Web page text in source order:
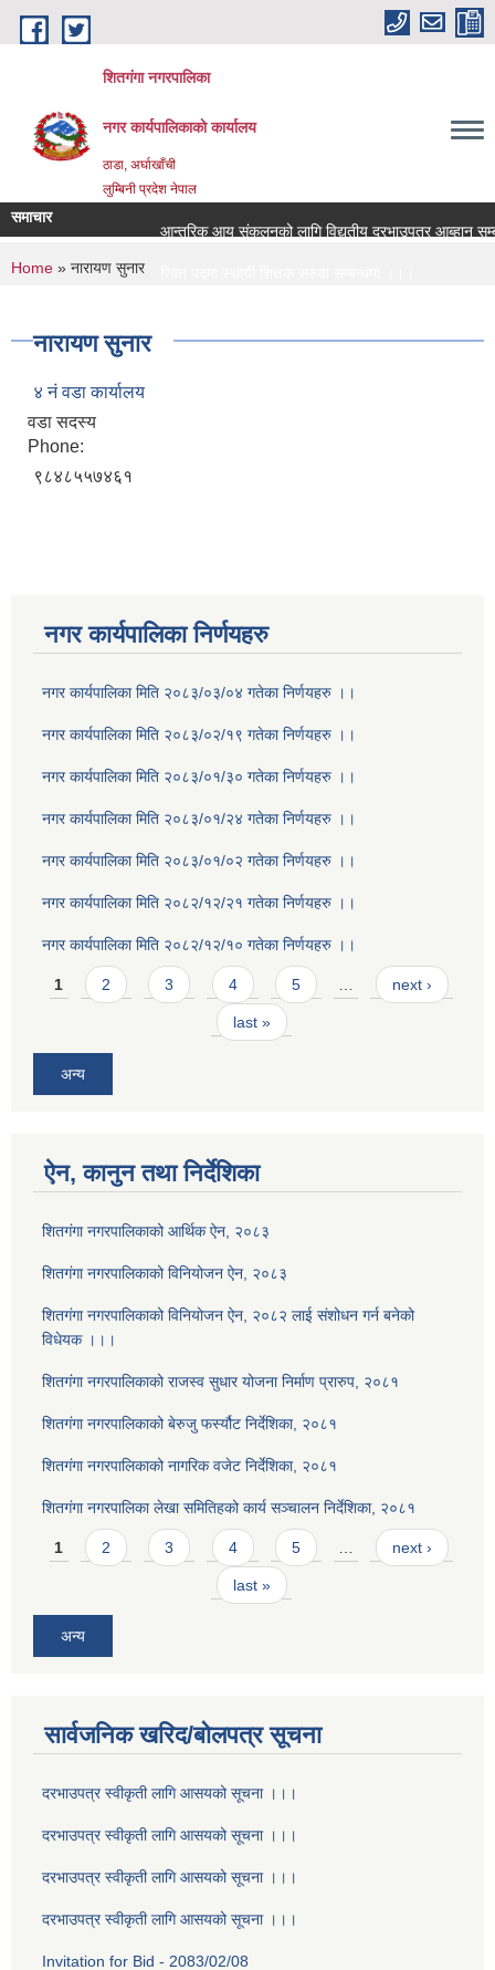
Skip to main content
शितगंगा नगरपालिका
नगर कार्यपालिकाकाे कार्यालय
ठाडा, अर्घाखाँची
लुम्बिनी प्रदेश नेपाल
समाचार
आन्तरिक आय संकलनको लागि विद्युतीय दरभाउपत्र आब्हान
रिक्त पदमा स्थायी शिक्षक सरुवा सम्बन्धमा ।।।
You are here
Home » नारायण सुनार
नारायण सुनार
४ नं वडा कार्यालय
वडा सदस्य
Phone:
९८४८५५७४६१
नगर कार्यपालिका निर्णयहरु
नगर कार्यपालिका मिति २०८३/०३/०४ गतेका निर्णयहरु ।।
नगर कार्यपालिका मिति २०८३/०२/१९ गतेका निर्णयहरु ।।
नगर कार्यपालिका मिति २०८३/०१/३० गतेका निर्णयहरु ।।
नगर कार्यपालिका मिति २०८३/०१/२४ गतेका निर्णयहरु ।।
नगर कार्यपालिका मिति २०८३/०१/०२ गतेका निर्णयहरु ।।
नगर कार्यपालिका मिति २०८२/१२/२१ गतेका निर्णयहरु ।।
नगर कार्यपालिका मिति २०८२/१२/१० गतेका निर्णयहरु ।।
Pages
1 2 3 4 5 … next ›
last »
अन्य
ऐन, कानुन तथा निर्देशिका
शितगंगा नगरपालिकाको आर्थिक ऐन, २०८३
शितगंगा नगरपालिकाको विनियोजन ऐन, २०८३
शितगंगा नगरपालिकाको विनियोजन ऐन, २०८२ लाई संशोधन गर्न बनेको
विधेयक ।।।
शितगंगा नगरपालिकाको राजस्व सुधार योजना निर्माण प्रारुप, २०८१
शितगंगा नगरपालिकाको बेरुजु फर्स्यौट निर्देशिका, २०८१
शितगंगा नगरपालिकाको नागरिक वजेट निर्देशिका, २०८१
शितगंगा नगरपालिका लेखा समितिहको कार्य सञ्चालन निर्देशिका, २०८१
Pages
1 2 3 4 5 next ›
last »
अन्य
सार्वजनिक खरिद/बोलपत्र सूचना
दरभाउपत्र स्वीकृती लागि आसयको सूचना ।।।
दरभाउपत्र स्वीकृती लागि आसयको सूचना ।।।
दरभाउपत्र स्वीकृती लागि आसयको सूचना ।।।
दरभाउपत्र स्वीकृती लागि आसयको सूचना ।।।
Invitation for Bid - 2083/02/08